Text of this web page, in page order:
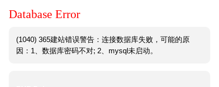
Database Error
(1040) 365建站错误警告：连接数据库失败，可能的原
因：1、数据库密码不对; 2、mysql未启动。